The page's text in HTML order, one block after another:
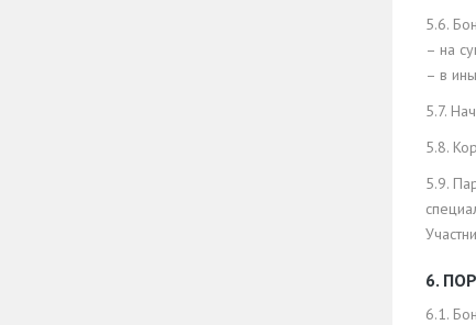
5.6.
– на
– в
5.7.
5.8.
5.9.
6.
6.1.